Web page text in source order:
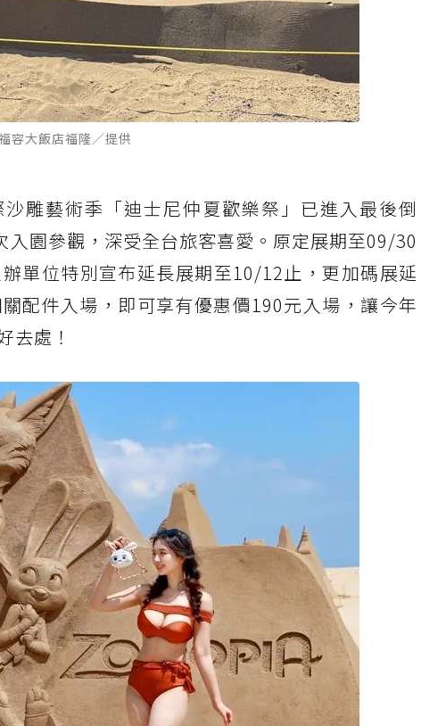
容大飯店福隆／提供
雕藝術季「迪士尼仲夏歡樂祭」已進入最後倒
園參觀，深受全台旅客喜愛。原定展期至09/30
單位特別宣布延長展期至10/12止，更加碼展延
配件入場，即可享有優惠價190元入場，讓今年
去處！